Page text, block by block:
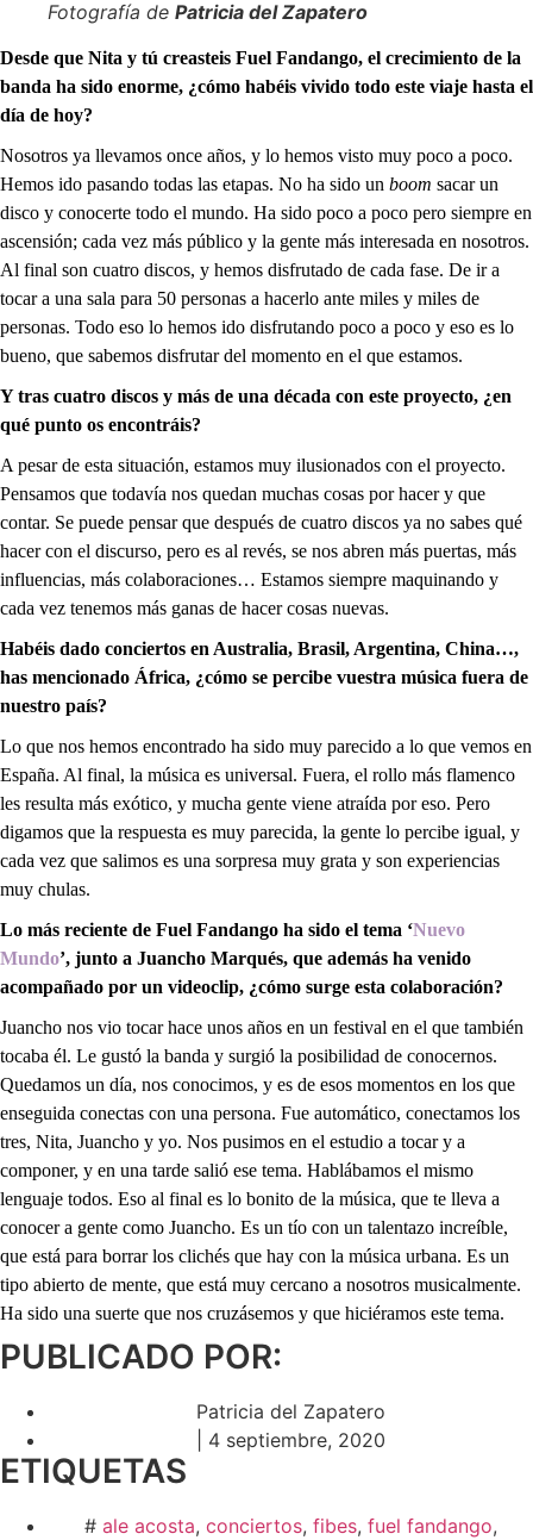
Fotografía de Patricia del Zapatero
Desde que Nita y tú creasteis Fuel Fandango, el crecimiento de la
banda ha sido enorme, ¿cómo habéis vivido todo este viaje hasta el
día de hoy?
Nosotros ya llevamos once años, y lo hemos visto muy poco a poco.
Hemos ido pasando todas las etapas. No ha sido un boom sacar un
disco y conocerte todo el mundo. Ha sido poco a poco pero siempre en
ascensión; cada vez más público y la gente más interesada en nosotros.
Al final son cuatro discos, y hemos disfrutado de cada fase. De ir a
tocar a una sala para 50 personas a hacerlo ante miles y miles de
personas. Todo eso lo hemos ido disfrutando poco a poco y eso es lo
bueno, que sabemos disfrutar del momento en el que estamos.
Y tras cuatro discos y más de una década con este proyecto, ¿en
qué punto os encontráis?
A pesar de esta situación, estamos muy ilusionados con el proyecto.
Pensamos que todavía nos quedan muchas cosas por hacer y que
contar. Se puede pensar que después de cuatro discos ya no sabes qué
hacer con el discurso, pero es al revés, se nos abren más puertas, más
influencias, más colaboraciones… Estamos siempre maquinando y
cada vez tenemos más ganas de hacer cosas nuevas.
Habéis dado conciertos en Australia, Brasil, Argentina, China…,
has mencionado África, ¿cómo se percibe vuestra música fuera de
nuestro país?
Lo que nos hemos encontrado ha sido muy parecido a lo que vemos en
España. Al final, la música es universal. Fuera, el rollo más flamenco
les resulta más exótico, y mucha gente viene atraída por eso. Pero
digamos que la respuesta es muy parecida, la gente lo percibe igual, y
cada vez que salimos es una sorpresa muy grata y son experiencias
muy chulas.
Lo más reciente de Fuel Fandango ha sido el tema ‘Nuevo
Mundo’, junto a Juancho Marqués, que además ha venido
acompañado por un videoclip, ¿cómo surge esta colaboración?
Juancho nos vio tocar hace unos años en un festival en el que también
tocaba él. Le gustó la banda y surgió la posibilidad de conocernos.
Quedamos un día, nos conocimos, y es de esos momentos en los que
enseguida conectas con una persona. Fue automático, conectamos los
tres, Nita, Juancho y yo. Nos pusimos en el estudio a tocar y a
componer, y en una tarde salió ese tema. Hablábamos el mismo
lenguaje todos. Eso al final es lo bonito de la música, que te lleva a
conocer a gente como Juancho. Es un tío con un talentazo increíble,
que está para borrar los clichés que hay con la música urbana. Es un
tipo abierto de mente, que está muy cercano a nosotros musicalmente.
Ha sido una suerte que nos cruzásemos y que hiciéramos este tema.
PUBLICADO POR:
Patricia del Zapatero
4 septiembre, 2020
ETIQUETAS
# ale acosta, conciertos, fibes, fuel fandango,